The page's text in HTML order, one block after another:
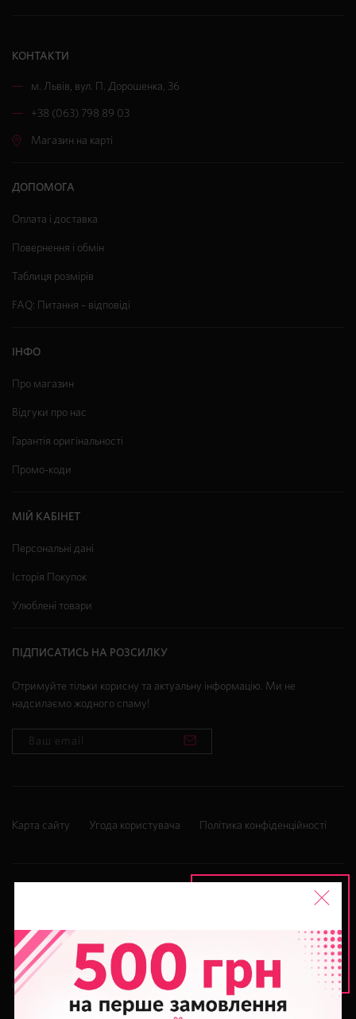
КОНТАКТИ
м. Львів, вул. П. Дорошенка, 36
+38 (063) 798 89 03
Магазин на карті
ДОПОМОГА
Оплата і доставка
Повернення і обмін
Таблиця розмірів
FAQ: Питання – відповіді
ІНФО
Про магазин
Відгуки про нас
Гарантія оригінальності
Промо-коди
МІЙ КАБІНЕТ
Персональні дані
Історія Покупок
Улюблені товари
ПІДПИСАТИСЬ НА РОЗСИЛКУ
Отримуйте тільки корисну та актуальну інформацію. Ми не
надсилаємо жодного спаму!
© 2015 - 2026 She Loves It. Всі права захищено
Карта сайту Угода користувача Політика конфіденційності